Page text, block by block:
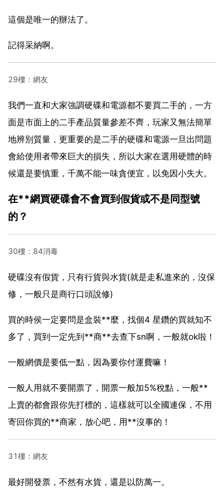
這個是唯一的辦法了。
記得采納啊。
29樓：網友
我們一直和大家強調硬碟和電源都不要買二手的，一方
面是市面上的二手產品質量參差不齊，玩家又無法簡單
地辨別質量，更重要的是二手的硬碟和電源一旦出問題
會給使用者帶來巨大的損失，所以大家在選用硬體的時
候還是要慎重，千萬不能一味貪便宜，以免因小失大。
在**網買硬碟會不會買到假貨或不是同型號
的？
30樓：84消毒
硬碟沒有假貨，只有行貨與水貨(就是走私進來的，沒保
修，一般只是商行口頭說修)
買的時侯一定要問是盒裝**麼，找個4 星鑽的買就知不
多了，買到一定先到**商**去查下sn啊，一般就ok啦！
一般網價是要低一點，因為要你付運費嘛！
一般人用就不要開票了，開票一般加5%稅點，一般**
上賣的都會跟你先打標的，這樣就可以全國連保，不用
寄回你買的**商家，放心吧，用**沒事的！
31樓：網友
最好開發票，不然有水貨，還是以防萬一。